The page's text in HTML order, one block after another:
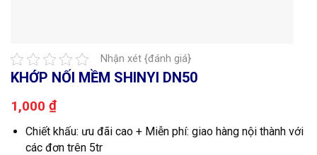
Nhận xét {đánh giá}
KHỚP NỐI MỀM SHINYI DN50
1,000 ₫
Chiết khấu: ưu đãi cao + Miễn phí: giao hàng nội thành với
các đơn trên 5tr